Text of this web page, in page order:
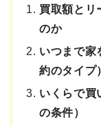
買取額とリ
のか
いつまで家
約のタイプ
いくらで買
の条件）